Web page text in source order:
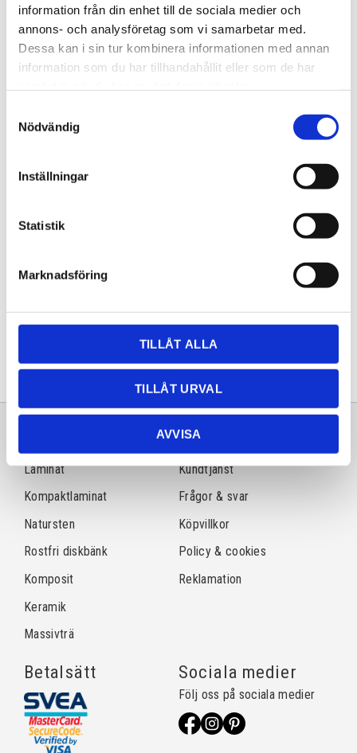
information från din enhet till de sociala medier och
annons- och analysföretag som vi samarbetar med.
Dessa kan i sin tur kombinera informationen med annan
information som du har tillhandahållit eller som de har
Nödvändig
Inställningar
Statistik
Marknadsföring
TILLÅT ALLA
TILLÅT URVAL
AVVISA
Lagerstatus
Leveranstid 2-3 veckor
Facebook
TwitterLinkedInPinterest
Laminat
Kompaktlaminat
Natursten
Rostfri diskbänk
Komposit
Keramik
Massivträ
Information
Kundtjänst
Frågor & svar
Köpvillkor
Policy & cookies
Reklamation
Betalsätt Sociala medier
Följ oss på sociala medier